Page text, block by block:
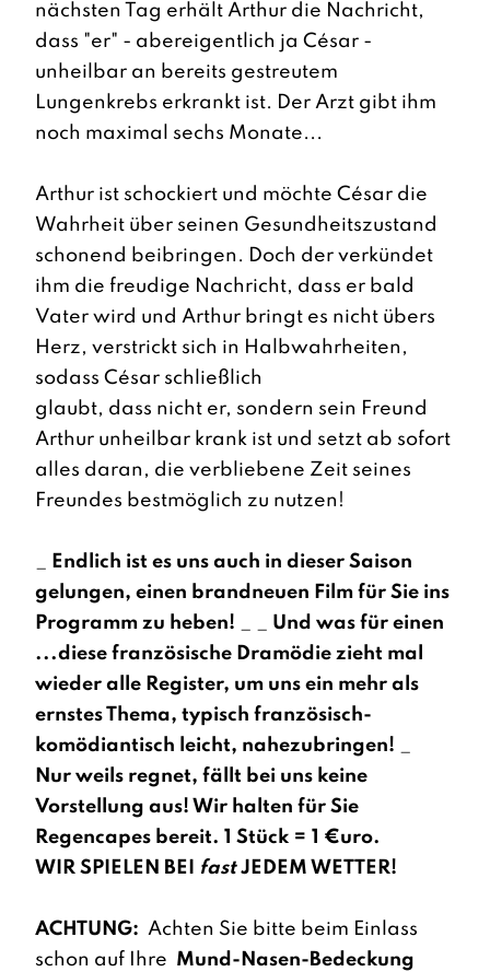
nächsten Tag erhält Arthur die Nachricht,
dass "er" - abereigentlich ja César -
unheilbar an bereits gestreutem
Lungenkrebs erkrankt ist. Der Arzt gibt ihm
noch maximal sechs Monate...
Arthur ist schockiert und möchte César die
Wahrheit über seinen Gesundheitszustand
schonend beibringen. Doch der verkündet
ihm die freudige Nachricht, dass er bald
Vater wird und Arthur bringt es nicht übers
Herz, verstrickt sich in Halbwahrheiten,
sodass César schließlich
glaubt, dass nicht er, sondern sein Freund
Arthur unheilbar krank ist und setzt ab sofort
alles daran, die verbliebene Zeit seines
Freundes bestmöglich zu nutzen!
Endlich ist es uns auch in dieser Saison
gelungen, einen brandneuen Film für Sie ins
Programm zu heben!
Und was für einen
...diese französische Dramödie zieht mal
wieder alle Register, um uns ein mehr als
ernstes Thema, typisch französisch-
komödiantisch leicht, nahezubringen!
Nur weils regnet, fällt bei uns keine
Vorstellung aus! Wir halten für Sie
Regencapes bereit. 1 Stück = 1 €uro.
WIR SPIELEN BEI
fastJEDEM WETTER!
ACHTUNG: Achten Sie bitte beim Einlass
schon auf Ihre Mund-Nasen-Bedeckung